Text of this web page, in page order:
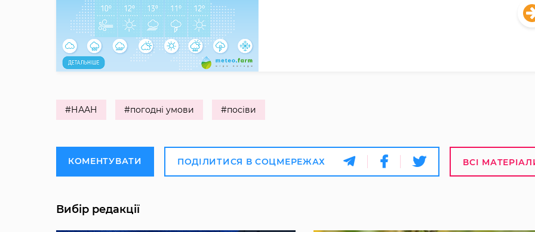
#НААН #погодні умови #посіви
КОМЕНТУВАТИ ПОДІЛИТИСЯ В СОЦМЕРЕЖАХ ВСІ
Вибір редакції